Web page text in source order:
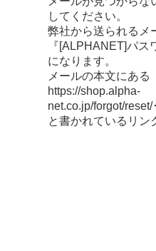
してください。
弊社から送られるメ
『[ALPHANET]パス
になります。
メールの本文にある
https://shop.alpha-
net.co.jp/forgot/
と書かれているリン